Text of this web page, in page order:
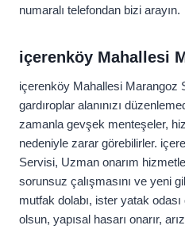
numaralı telefondan bizi arayın.
içerenköy Mahallesi
içerenköy Mahallesi Marangoz
gardıroplar alanınızı
zamanla gevşek menteşeler,
nedeniyle zarar görebilirler.
Servisi, Uzman onarım
sorunsuz çalışmasını ve yeni
mutfak dolabı, ister yatak
olsun, yapısal hasarı onarır,